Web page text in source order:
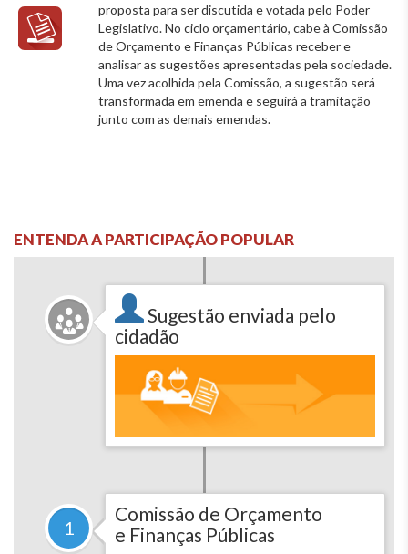
proposta para ser discutida e votada pelo Poder
Legislativo. No ciclo orçamentário, cabe à Comissão
de Orçamento e Finanças Públicas receber e
analisar as sugestões apresentadas pela sociedade.
Uma vez acolhida pela Comissão, a sugestão será
transformada em emenda e seguirá a tramitação
junto com as demais emendas.
ENTENDA A PARTICIPAÇÃO POPULAR
Sugestão enviada pelo
cidadão
1
Comissão de Orçamento
e Finanças Públicas